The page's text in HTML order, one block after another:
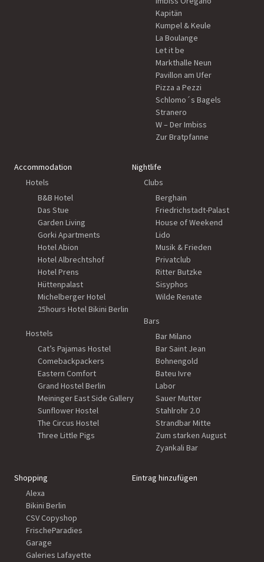
Kapitän
Kumpel & Keule
La Boulange
Let it be
Markthalle Neun
Pavillon am Ufer
Pizza a Pezzi
Schlomo´s Bagels
Stranero
W – Der Imbiss
Zur Bratpfanne
Accommodation
Hotels
B&B Hotel
Das Stue
Garden Living
Gorki Apartments
Hotel Abion
Hotel Albrechtshof
Hotel Prens
Hüttenpalast
Michelberger Hotel
25hours Hotel Bikini Berlin
Hostels
Cat’s Pajamas Hostel
Comebackpackers
Eastern Comfort
Grand Hostel Berlin
Meininger East Side Gallery
Sunflower Hostel
The Circus Hostel
Three Little Pigs
Nightlife
Clubs
Berghain
Friedrichstadt-Palast
House of Weekend
Lido
Musik & Frieden
Privatclub
Ritter Butzke
Sisyphos
Wilde Renate
Bars
Bar Milano
Bar Saint Jean
Bohnengold
Bateu Ivre
Labor
Sauer Mutter
Stahlrohr 2.0
Strandbar Mitte
Zum starken August
Zyankali Bar
Shopping
Alexa
Bikini Berlin
CSV Copyshop
FrischeParadies
Garage
Galeries Lafayette
Eintrag hinzufügen